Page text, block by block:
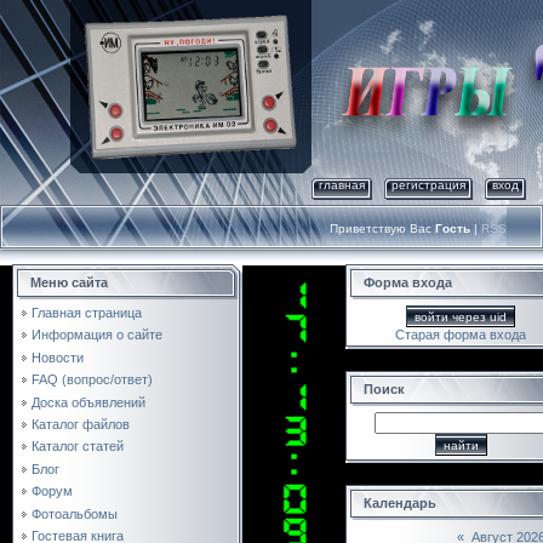
главная регистрация вход
Приветствую Вас Гость | RSS
Меню сайта
Главная страница
Информация о сайте
Новости
FAQ (вопрос/ответ)
Доска объявлений
Каталог файлов
Каталог статей
Блог
Форум
Фотоальбомы
Гостевая книга
Форма входа
войти через uid
Старая форма входа
Поиск
Календарь
« Август